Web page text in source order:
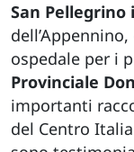
San Pellegrino
ospedale per i
Provinciale
importanti
del Centro